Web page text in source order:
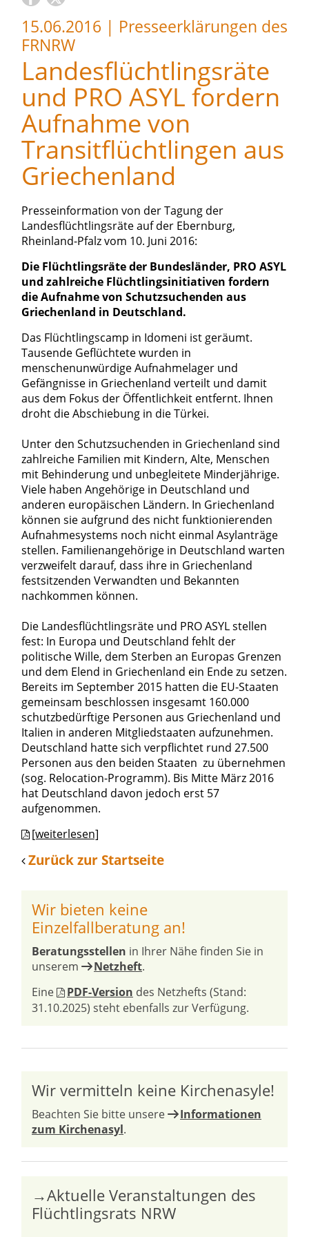
15.06.2016 | Presseerklärungen des
FRNRW
Landesflüchtlingsräte
und PRO ASYL fordern
Aufnahme von
Transitflüchtlingen aus
Griechenland
Presseinformation von der Tagung der
Landesflüchtlingsräte auf der Ebernburg,
Rheinland-Pfalz vom 10. Juni 2016:
Die Flüchtlingsräte der Bundesländer, PRO ASYL
und zahlreiche Flüchtlingsinitiativen fordern
die Aufnahme von Schutzsuchenden aus
Griechenland in Deutschland.
Das Flüchtlingscamp in Idomeni ist geräumt.
Tausende Geflüchtete wurden in
menschenunwürdige Aufnahmelager und
Gefängnisse in Griechenland verteilt und damit
aus dem Fokus der Öffentlichkeit entfernt. Ihnen
droht die Abschiebung in die Türkei.
Unter den Schutzsuchenden in Griechenland sind
zahlreiche Familien mit Kindern, Alte, Menschen
mit Behinderung und unbegleitete Minderjährige.
Viele haben Angehörige in Deutschland und
anderen europäischen Ländern. In Griechenland
können sie aufgrund des nicht funktionierenden
Aufnahmesystems noch nicht einmal Asylanträge
stellen. Familienangehörige in Deutschland warten
verzweifelt darauf, dass ihre in Griechenland
festsitzenden Verwandten und Bekannten
nachkommen können.
Die Landesflüchtlingsräte und PRO ASYL stellen
fest: In Europa und Deutschland fehlt der
politische Wille, dem Sterben an Europas Grenzen
und dem Elend in Griechenland ein Ende zu setzen.
Bereits im September 2015 hatten die EU-Staaten
gemeinsam beschlossen insgesamt 160.000
schutzbedürftige Personen aus Griechenland und
Italien in anderen Mitgliedstaaten aufzunehmen.
Deutschland hatte sich verpflichtet rund 27.500
Personen aus den beiden Staaten zu übernehmen
(sog. Relocation-Programm). Bis Mitte März 2016
hat Deutschland davon jedoch erst 57
aufgenommen.
[weiterlesen]
Zurück zur Startseite
Wir bieten keine
Einzelfallberatung an!
Beratungsstellen in Ihrer Nähe finden Sie in
unserem
Netzheft.
Eine
PDF-Version des Netzhefts (Stand:
31.10.2025) steht ebenfalls zur Verfügung.
Wir vermitteln keine Kirchenasyle!
Beachten Sie bitte unsere
Informationen
zum Kirchenasyl.
→Aktuelle Veranstaltungen des
Flüchtlingsrats NRW